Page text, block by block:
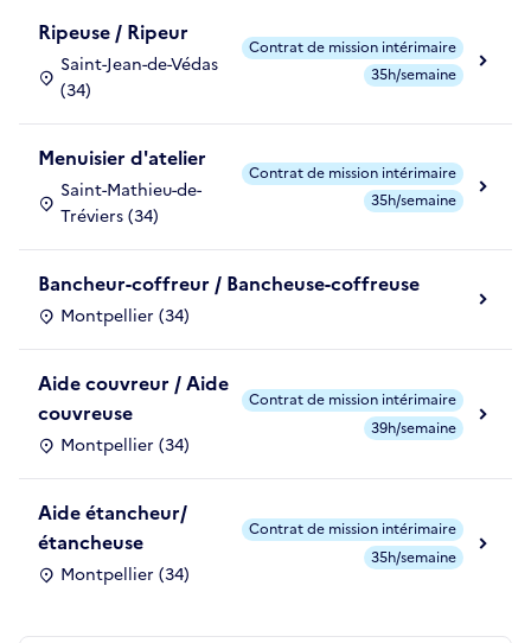
Ripeuse / Ripeur
Saint-Jean-de-Védas
(34)
Contrat de mission intérimaire
35h/semaine
Menuisier d'atelier
Saint-Mathieu-de-
Tréviers (34)
Contrat de mission intérimaire
35h/semaine
Bancheur-coffreur / Bancheuse-coffreuse
Montpellier (34)
Aide couvreur / Aide
couvreuse
Montpellier (34)
Contrat de mission intérimaire
39h/semaine
Aide étancheur/
étancheuse
Montpellier (34)
Contrat de mission intérimaire
35h/semaine